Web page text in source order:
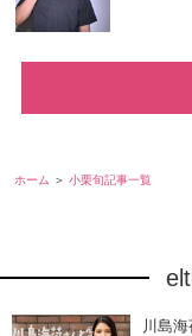
ホーム 小栗旬記事一覧
川島